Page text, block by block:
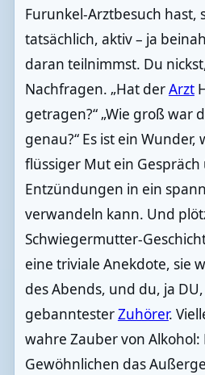
Furunkel-Arztbesuch hast,
tatsächlich, aktiv – ja
daran teilnimmst. Du
Nachfragen. „Hat derArzt
getragen?“ „Wie groß war
genau?“ Es ist ein Wunder,
flüssiger Mut ein
Entzündungen in ein
verwandeln kann. Und
Schwiegermutter-
eine triviale Anekdote, sie
des Abends, und du, ja
gebanntesterZuhörer.
wahre Zauber von Alkohol:
Gewöhnlichen das